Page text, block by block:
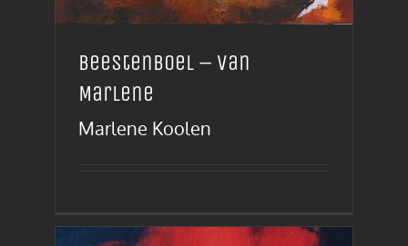
Beestenboel – van
Marlene
Marlene Koolen